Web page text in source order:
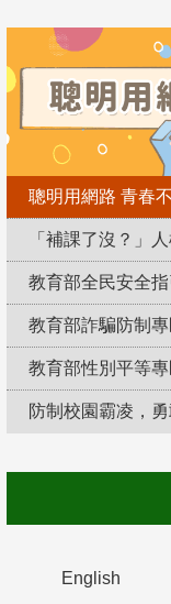
聰明用網路 青春
「補課了沒？」
教育部全民安全
教育部詐騙防制專
教育部性別平等專
防制校園霸凌，勇
English